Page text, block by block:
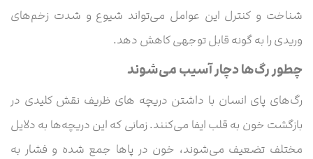
شناخت و کنترل این عوامل می‌تواند شیوع و شدت زخم‌های
وریدی را به گونه قابل توجهی کاهش دهد.
چطور رگ‌ها دچار آسیب می‌شوند
رگ‌های پای انسان با داشتن دریچه های ظریف نقش کلیدی در
بازگشت خون به قلب ایفا می‌کنند. زمانی که این دریچه‌ها به دلایل
مختلف تضعیف می‌شوند، خون در پاها جمع شده و فشار به